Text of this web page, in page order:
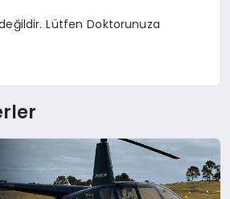
Lütfen Doktorunuza